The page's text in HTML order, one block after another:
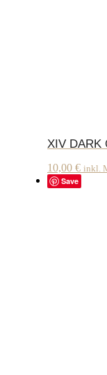
XIV DARK
10,00 € inkl.
Save